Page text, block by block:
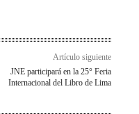
Artículo siguiente
JNE participará en la 25° Feria
Internacional del Libro de Lima